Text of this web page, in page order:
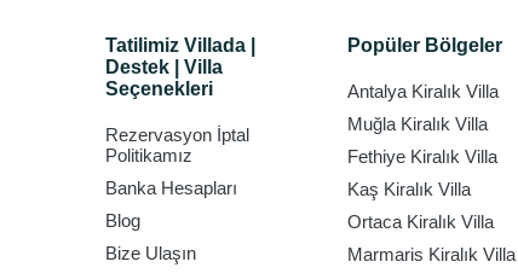
Tatilimiz Villada |
Destek | Villa
Seçenekleri
Rezervasyon İptal
Politikamız
Banka Hesapları
Blog
Bize Ulaşın
Popüler Bölgeler
Antalya Kiralık Villa
Muğla Kiralık Villa
Fethiye Kiralık Villa
Kaş Kiralık Villa
Ortaca Kiralık Villa
Marmaris Kiralık Villa